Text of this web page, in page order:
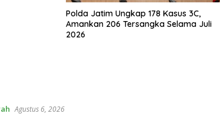
Polda Jatim Ungkap 178 Kasus 3C,
Amankan 206 Tersangka Selama Juli
2026
Agustus 6, 2026